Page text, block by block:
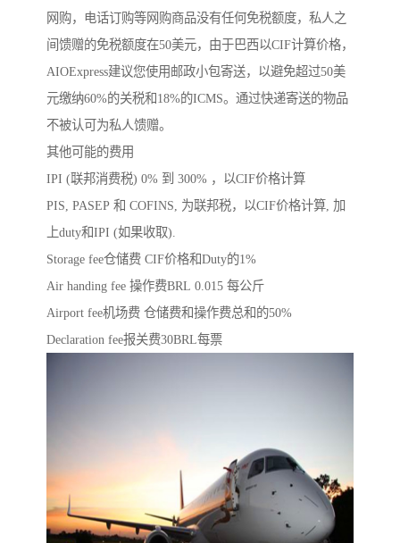
网购，电话订购等网购商品没有任何免税额度，私人之
间馈赠的免税额度在50美元，由于巴西以CIF计算价格，
AIOExpress建议您使用邮政小包寄送，以避免超过50美
元缴纳60%的关税和18%的ICMS。通过快递寄送的物品
不被认可为私人馈赠。
其他可能的费用
IPI (联邦消费税) 0% 到 300% ，以CIF价格计算
PIS, PASEP 和 COFINS, 为联邦税，以CIF价格计算, 加
上duty和IPI (如果收取).
Storage fee仓储费 CIF价格和Duty的1%
Air handing fee 操作费BRL 0.015 每公斤
Airport fee机场费 仓储费和操作费总和的50%
Declaration fee报关费30BRL每票